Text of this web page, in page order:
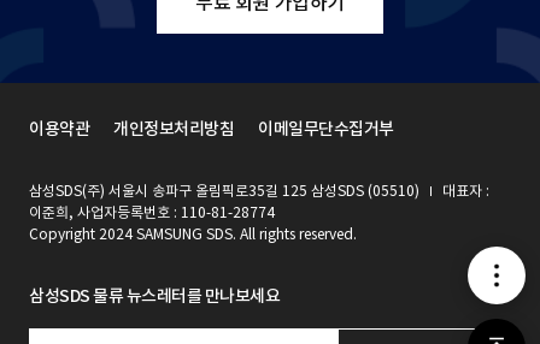
메
뉴
삼성SDS 물류 뉴스레터를 만나보세요
삼성SDS(주) 서울시 송파구 올림픽로35길 125 삼성SDS (05510)
대표자 :
이준희, 사업자등록번호 : 110-81-28774
Copyright 2024 SAMSUNG SDS. All rights reserved.
이용약관 개인정보처리방침 이메일무단수집거부